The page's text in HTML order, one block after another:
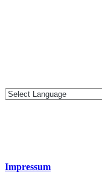
Impressum